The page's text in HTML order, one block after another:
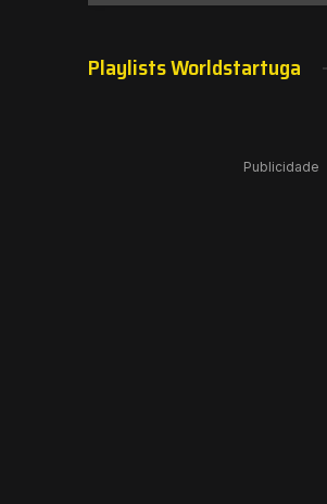
Playlists Worldstartuga
Publicidade